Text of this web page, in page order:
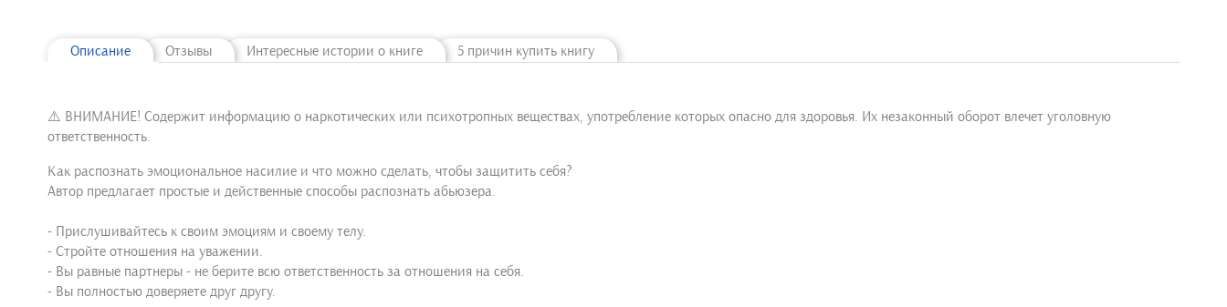
Описание Отзывы Интересные истории о книге 5 причин купить книгу
⚠️ ВНИМАНИЕ! Содержит информацию о наркотических или психотропных веществах, употребление которых опасно для здоровья. Их незаконный оборот влечет уголовную
ответственность.
Как распознать эмоциональное насилие и что можно сделать, чтобы защитить себя?
Автор предлагает простые и действенные способы распознать абьюзера.
- Прислушивайтесь к своим эмоциям и своему телу.
- Стройте отношения на уважении.
- Вы равные партнеры - не берите всю ответственность за отношения на себя.
- Вы полностью доверяете друг другу.